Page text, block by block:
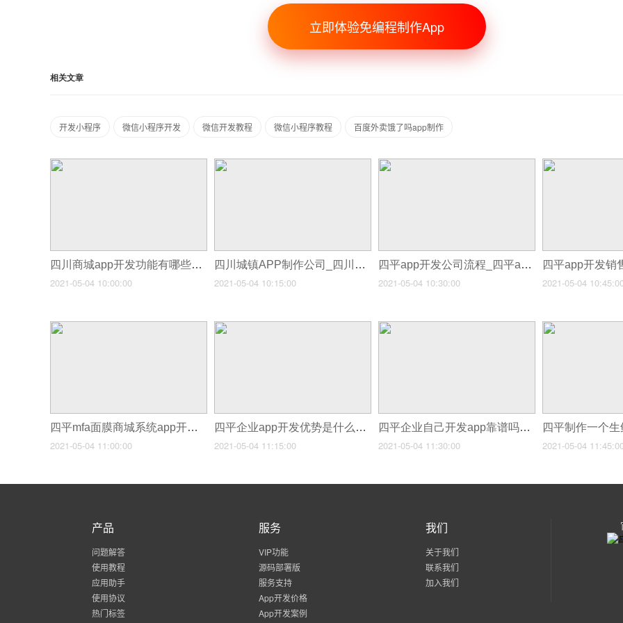
立即体验免编程制作App
相关文章
开发小程序 微信小程序开发 微信开发教程 微信小程序教程 百度外卖饿了吗app制作
四川商城app开发功能有哪些_四川英语翻译App开发功能特点
2021-05-04 10:00:00
四川城镇APP制作公司_四川开发一个APP有多少开发方式呢
2021-05-04 10:15:00
四平app开发公司流程_四平app设计与您分享App规划流程
2021-05-04 10:30:00 2021-05-04
四平mfa面膜商城系统app开发_四平商城APP软件有哪些开发方案
2021-05-04 11:00:00
四平企业app开发优势是什么_四平在线看病App开发有什么优势
2021-05-04 11:15:00
四平企业自己开发app靠谱吗_四平视频直播APP平台与电商APP结合发展靠谱吗
2021-05-04 11:30:00 2021-05-04
产品
问题解答
使用教程
应用助手
使用协议
热门标签
服务
VIP功能
源码部署版
服务支持
App开发价格
App开发案例
我们
关于我们
联系我们
加入我们